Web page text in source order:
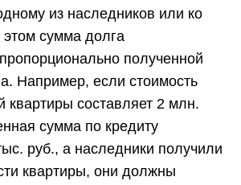
из наследников или ко
этом сумма долга
полученной
Например, если стоимость
квартиры составляет 2 млн.
сумма по кредиту
руб., а наследники получили
квартиры, они должны